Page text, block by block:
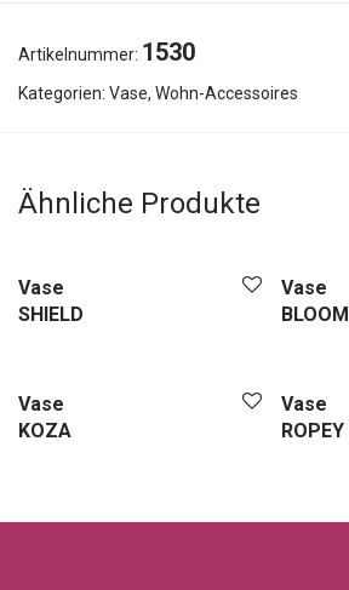
Artikelnummer: 1530
Kategorien: Vase, Wohn-Accessoires
Ähnliche Produkte
Vase
SHIELD
Vase
BLOOM I
Vase
KOZA
Vase
ROPEY II